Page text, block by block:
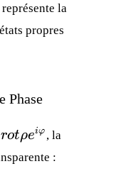
la
propres
Phase
rotρeiφ , la
: